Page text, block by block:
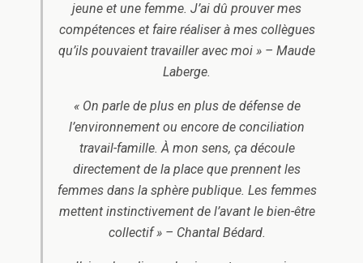
jeune et une femme. J’ai dû prouver mes
compétences et faire réaliser à mes collègues
qu’ils pouvaient travailler avec moi » – Maude
Laberge.
« On parle de plus en plus de défense de
l’environnement ou encore de conciliation
travail-famille. À mon sens, ça découle
directement de la place que prennent les
femmes dans la sphère publique. Les femmes
mettent instinctivement de l’avant le bien-être
collectif » – Chantal Bédard.